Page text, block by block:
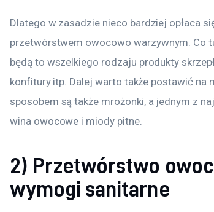
Dlatego w zasadzie nieco bardziej opłaca
przetwórstwem owocowo warzywnym. Co
będą to wszelkiego rodzaju produkty
konfitury itp. Dalej warto także postawić na
sposobem są także mrożonki, a jednym z
wina owocowe i miody pitne.
2) Przetwórstwo
wymogi sanitarne